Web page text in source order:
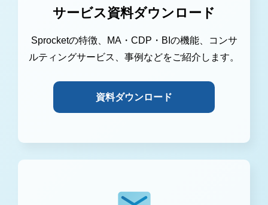
サービス資料ダウンロード
Sprocketの特徴、MA・CDP・BIの機能、コンサ
ルティングサービス、事例などをご紹介します。
資料ダウンロード